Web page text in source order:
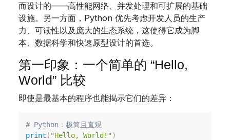
而设计的——高性能网络、并发处理和可扩展的基础
设施。另一方面，Python 优先考虑开发人员的生产
力、可读性以及庞大的生态系统，这使得它成为脚
本、数据科学和快速原型设计的首选。
第一印象：一个简单的 “Hello,
World” 比较
即使是最基本的程序也能揭示它们的差异：
# Python：极简且直观
print ( "Hello, World!")